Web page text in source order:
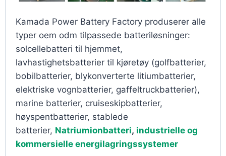
Kamada Power Battery Factory produserer alle
typer oem odm tilpassede batteriløsninger:
solcellebatteri til hjemmet,
lavhastighetsbatterier til kjøretøy (golfbatterier,
bobilbatterier, blykonverterte litiumbatterier,
elektriske vognbatterier, gaffeltruckbatterier),
marine batterier, cruiseskipbatterier,
høyspentbatterier, stablede
batterier, Natriumionbatteri, industrielle og
kommersielle energilagringssystemer